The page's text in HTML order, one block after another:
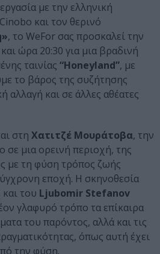
με την ελληνική
και τον θερινό
, το WeFor σας προσκαλεί την
ώρα 20:30 για μια βραδινή
ταινίας “Ηoneyland”, με
το βάρος της συζήτησης
αλλαγή και σε άλλες αθέατες
στη Χατιτζέ Μουράτοβα, την
σε μια ορεινή περιοχή, της
με τη φύση τρόπος ζωής
εποχή. Η σκηνοθεσία
και του Ljubomir Stefanov
γλαφυρό τρόπο τα επίκαιρα
του παρόντος, αλλά και τις
όπως αυτή έχει
την φύση.